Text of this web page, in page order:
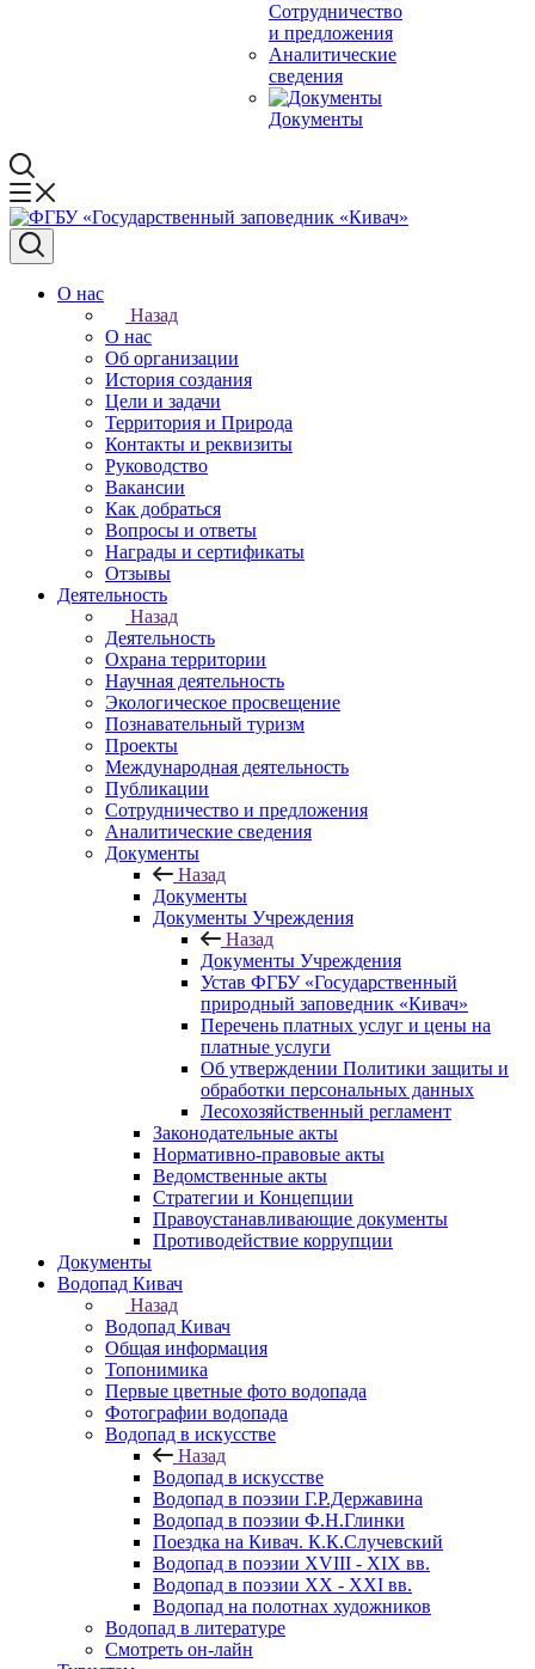
Сотрудничество
и предложения
Аналитические
сведения
Документы
О нас
Назад
О нас
Об организации
История создания
Цели и задачи
Территория и Природа
Контакты и реквизиты
Руководство
Вакансии
Как добраться
Вопросы и ответы
Награды и сертификаты
Отзывы
Деятельность
Назад
Деятельность
Охрана территории
Научная деятельность
Экологическое просвещение
Познавательный туризм
Проекты
Международная деятельность
Публикации
Сотрудничество и предложения
Аналитические сведения
Документы
Назад
Документы
Документы Учреждения
Назад
Документы Учреждения
Устав ФГБУ «Государственный
природный заповедник «Кивач»
Перечень платных услуг и цены на
платные услуги
Об утверждении Политики защиты и
обработки персональных данных
Лесохозяйственный регламент
Законодательные акты
Нормативно-правовые акты
Ведомственные акты
Стратегии и Концепции
Правоустанавливающие документы
Противодействие коррупции
Документы
Водопад Кивач
Назад
Водопад Кивач
Общая информация
Топонимика
Первые цветные фото водопада
Фотографии водопада
Водопад в искусстве
Назад
Водопад в искусстве
Водопад в поэзии Г.Р.Державина
Водопад в поэзии Ф.Н.Глинки
Поездка на Кивач. К.К.Случевский
Водопад в поэзии XVIII - XIX вв.
Водопад в поэзии XX - XXI вв.
Водопад на полотнах художников
Водопад в литературе
Смотреть он-лайн